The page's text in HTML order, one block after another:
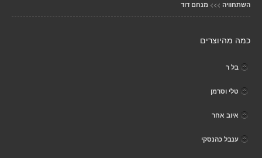
השתחוויה >>> מנחם דוד
כמה מהיוצרים
בל ר
טלי וסרמן
איוב אחר
ענבל כהנסקי